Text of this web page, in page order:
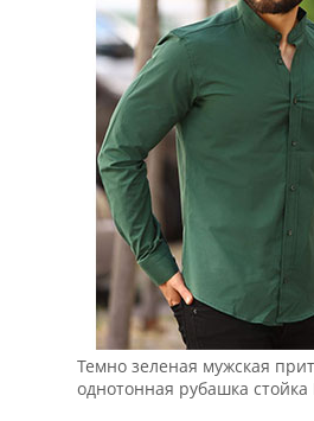
Темно зеленая мужская
однотонная рубашка стойка